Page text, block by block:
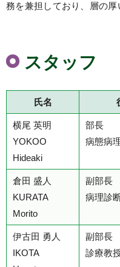
務を兼担しており、層の厚
スタッフ
氏名
横尾 英明
YOKOO
Hideaki
部長
病態病
倉田 盛人
KURATA
Morito
副部長
病理診
伊古田 勇人
IKOTA
副部長
診療教